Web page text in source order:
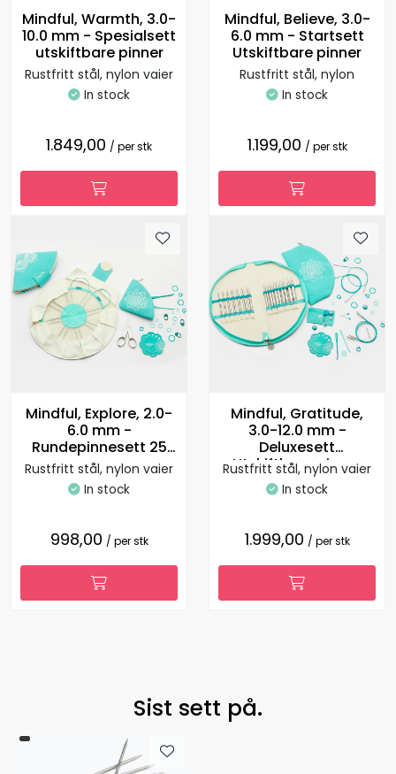
Mindful, Warmth, 3.0-
10.0 mm - Spesialsett
utskiftbare pinner
Rustfritt stål, nylon vaier
In stock
1.849,00 / per stk
Mindful, Believe, 3.0-
6.0 mm - Startsett
Utskiftbare pinner
Rustfritt stål, nylon
In stock
1.199,00 / per stk
Mindful, Explore, 2.0-
6.0 mm -
Rundepinnesett 25
cm
Rustfritt stål, nylon vaier
In stock
998,00 / per stk
Mindful, Gratitude,
3.0-12.0 mm -
Deluxesett
Utskiftbare pinner
Rustfritt stål, nylon vaier
In stock
1.999,00 / per stk
Sist sett på.